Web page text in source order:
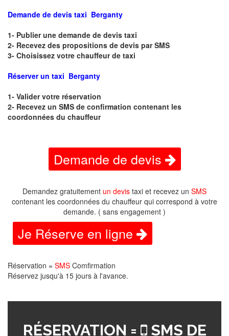
Demande de devis taxi Berganty
1- Publier une demande de devis taxi
2- Recevez des propositions de devis par SMS
3- Choisissez votre chauffeur de taxi
Réserver un taxi Berganty
1- Valider votre réservation
2- Recevez un SMS de confirmation contenant les
coordonnées du chauffeur
Demande de devis
Demandez gratuitement un devis taxi et recevez un SMS
contenant les coordonnées du chauffeur qui correspond à votre
demande. ( sans engagement )
Je Réserve en ligne
Réservation = SMS Comfirmation
Réservez jusqu'à 15 jours à l'avance.
RÉSERVATION = SMS DE